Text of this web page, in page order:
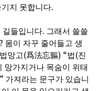
지 못합니다.
길들입니다. 그래서 쓸쓸
? 몸이 자꾸 줄어들고 생
망고(爲法忘軀) “법(진
망가지거나 목숨이 위태
” 가져라는 문구가 있습니